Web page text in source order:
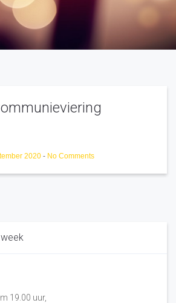
2020 - No Comments
19.00 uur,